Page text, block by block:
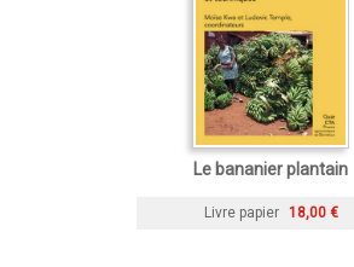
Le bananier plantain
Livre papier 18,00 €